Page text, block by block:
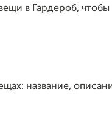
в Гардероб, чтобы
название,